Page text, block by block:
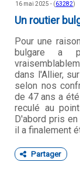
16 mai 2025 - (63282)
Un routier
Pour une
bulgare a
dans l'Allier,
selon nos
de 47 ans a
reculé au
D'abord pris
il a finalement
Partager